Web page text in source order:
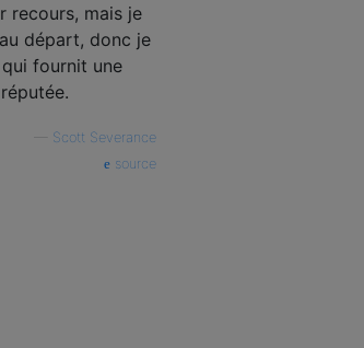
recours, mais je
départ, donc je
fournit une
Scott Severance
source